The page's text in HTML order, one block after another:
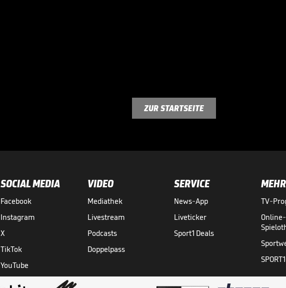
ZUR STARTSEITE
SOCIAL MEDIA
Facebook
Instagram
X
TikTok
YouTube
VIDEO
Mediathek
Livestream
Podcasts
Doppelpass
SERVICE
News-App
Liveticker
Sport1 Deals
MEHR
TV-